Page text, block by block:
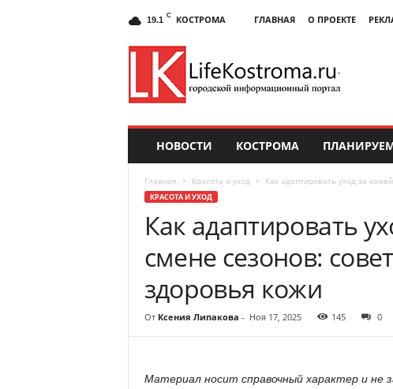
19.1 C КОСТРОМА ГЛАВНАЯ О ПРОЕКТЕ
НОВОСТИ КОСТРОМА
Главная Красота и уход Как адаптировать уход за
КРАСОТА И УХОД
Как адаптировать
смене сезонов:
здоровья кожи
От Ксения Липакова - Ноя 17, 2025 145 0
Материал носит справочный характер и не